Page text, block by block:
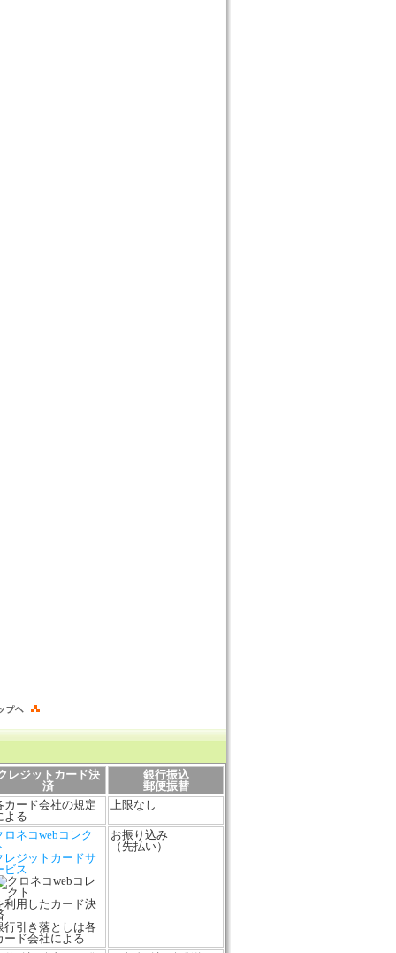
レジットカード決
済
銀行振込
郵便振替
カード会社の規定
よる
上限なし
ロネコwebコレク
レジットカードサ
ビス
利用したカード決
行引き落としは各
ード会社による
お振り込み
（先払い）